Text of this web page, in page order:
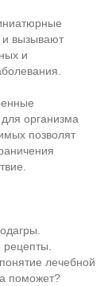
и вызывают
и
организма
позволят
рецепты.
лечебной
поможет?